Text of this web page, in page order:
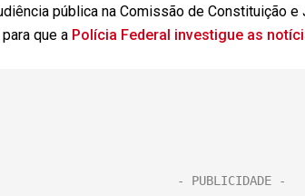
pública na Comissão de Constituição
que a Polícia Federal investigue as